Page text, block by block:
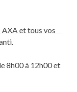
AXA et tous vos
8h00 à 12h00 et